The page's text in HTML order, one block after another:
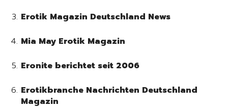
Erotik Magazin Deutschland News
Mia May Erotik Magazin
Eronite berichtet seit 2006
Erotikbranche Nachrichten Deutschland
Magazin